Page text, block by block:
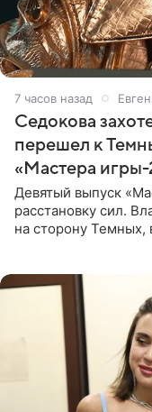
7 часов назад
Седокова
перешел к
«Мастера игры-
Девятый выпуск
расстановку сил.
на сторону Темных,